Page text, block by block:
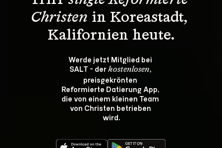
Christen in Koreastadt,
Kalifornien heute.
Werde jetzt Mitglied bei
SALT - der kostenlosen,
preisgekrönten
Reformierte Datierung App,
die von einem kleinen Team
von Christen betrieben
wird.